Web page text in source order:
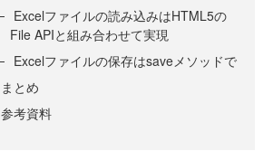
Excelファイルの読み込みはHTML5の
File APIと組み合わせて実現
Excelファイルの保存はsaveメソッドで
まとめ
参考資料